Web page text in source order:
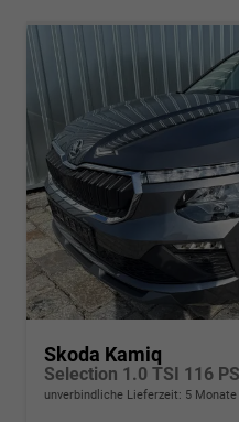
Skoda Kamiq
unverbindliche Lieferzeit: 5 Monate